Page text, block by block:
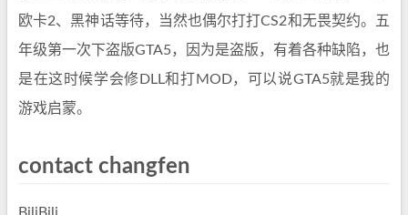
欧卡2、黑神话等待，当然也偶尔打打CS2和无畏契约。五
年级第一次下盗版GTA5，因为是盗版，有着各种缺陷，也
是在这时候学会修DLL和打MOD，可以说GTA5就是我的
游戏启蒙。
contact changfen